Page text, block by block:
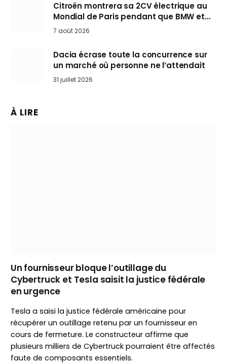
Citroën montrera sa 2CV électrique au
Mondial de Paris pendant que BMW et
Mini désertent le salon
7 août 2026
Dacia écrase toute la concurrence sur
un marché où personne ne l’attendait
31 juillet 2026
À LIRE
Un fournisseur bloque l’outillage du
Cybertruck et Tesla saisit la justice fédérale
en urgence
Tesla a saisi la justice fédérale américaine pour
récupérer un outillage retenu par un fournisseur en
cours de fermeture. Le constructeur affirme que
plusieurs milliers de Cybertruck pourraient être affectés
faute de composants essentiels.